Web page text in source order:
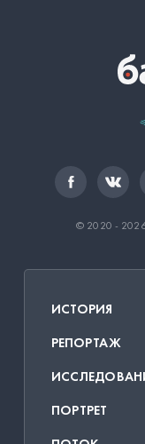
© 2020 -
ИСТОРИЯ
РЕПОРТАЖ
ПОРТРЕТ